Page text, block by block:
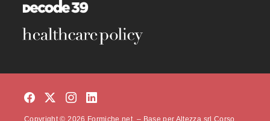
Copyright © 2026 Formiche.net. – Base per Altezza srl Corso